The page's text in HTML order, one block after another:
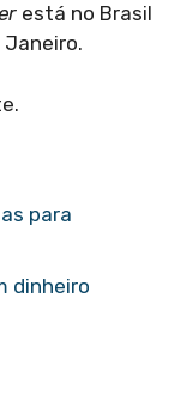
está no Brasil
Janeiro.
para
dinheiro